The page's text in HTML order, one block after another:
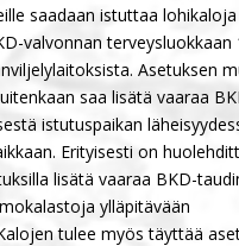
saadaan istuttaa
valvonnan terveysluokkaan
Asetuksen
saa lisätä vaaraa
istutuspaikan
Erityisesti on
lisätä vaaraa BKD-
ylläpitävään
tulee myös täyttää